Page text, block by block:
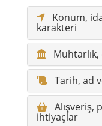
Konum,
karakteri
Tarih, ad
Alışveriş,
ihtiyaçlar